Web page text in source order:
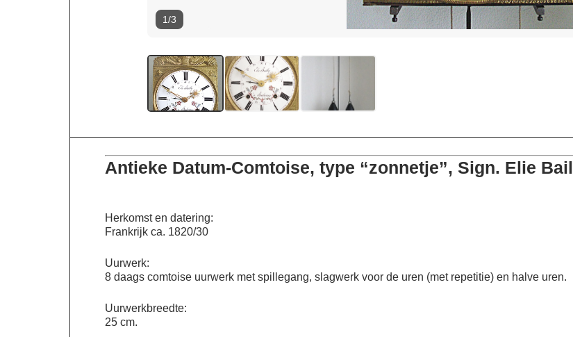
1/3
Antieke Datum-Comtoise, type “zonnetje”, Sign. Elie
Herkomst en datering:
Frankrijk ca. 1820/30
Uurwerk:
8 daags comtoise uurwerk met spillegang, slagwerk voor de uren (met repetitie) en halve uren.
Uurwerkbreedte:
25 cm.